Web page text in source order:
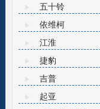
五十铃
依维柯
江淮
捷豹
吉普
起亚